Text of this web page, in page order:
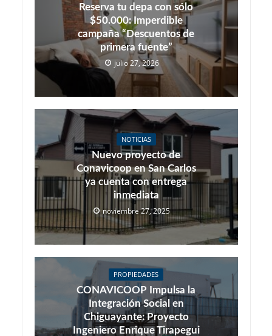
Reserva tu depa con sólo
$50.000: Imperdible
campaña “Descuentos de
primera fuente”
julio 27, 2026
NOTICIAS
Nuevo proyecto de
Conavicoop en San Carlos
ya cuenta con entrega
inmediata
noviembre 27, 2025
PROPIEDADES
CONAVICOOP Impulsa la
Integración Social en
Chiguayante: Proyecto
Ingeniero Enrique Tirapegui